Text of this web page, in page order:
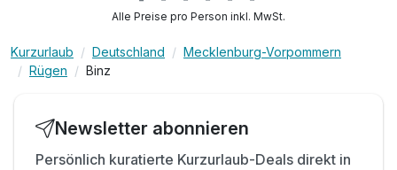
inkl. Nutzung des romantischen Beauty SPA
inkl. Nutzung des Fitnessstudios
inkl. Nutzung Sky-TV auf dem Zimmer
inkl. Nutzung W-Lan
Alle Preise pro Person inkl. MwSt.
Kurzurlaub Deutschland
Mecklenburg-Vorpommern
Rügen
Binz
Newsletter abonnieren
Persönlich kuratierte Kurzurlaub-Deals direkt in